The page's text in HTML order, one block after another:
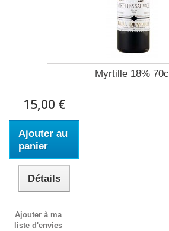
Myrtille 18% 70cl
15,00 €
Ajouter au
panier
Détails
Ajouter à ma
liste d'envies